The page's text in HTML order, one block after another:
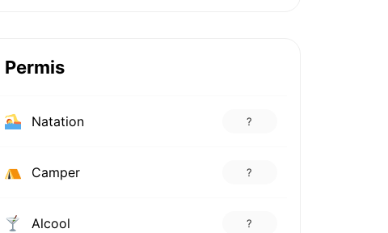
Permis
Natation ?
Camper ?
Alcool ?